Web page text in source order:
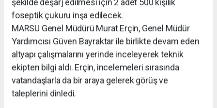
şekilde deşarj edilmesi için 2 adet 500 kişilik
foseptik çukuru inşa edilecek.
MARSU Genel Müdürü Murat Erçin, Genel Müdür
Yardımcısı Güven Bayraktar ile birlikte devam eden
altyapı çalışmalarını yerinde inceleyerek teknik
ekipten bilgi aldı. Erçin, incelemeleri sırasında
vatandaşlarla da bir araya gelerek görüş ve
taleplerini dinledi.